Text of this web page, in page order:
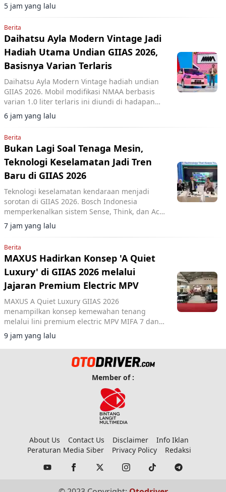
5 jam yang lalu
Berita
Daihatsu Ayla Modern Vintage Jadi
Hadiah Utama Undian GIIAS 2026,
Basisnya Varian Terlaris
Daihatsu Ayla Modern Vintage hadiah undian
GIIAS 2026. Mobil modifikasi NMAA berbasis
varian 1.0 liter terlaris ini diundi di hadapan
pengunjung dan dimenangkan konsumen dari
Lampung.
6 jam yang lalu
Berita
Bukan Lagi Soal Tenaga Mesin,
Teknologi Keselamatan Jadi Tren
Baru di GIIAS 2026
Teknologi keselamatan kendaraan menjadi
sorotan di GIIAS 2026. Bosch Indonesia
memperkenalkan sistem Sense, Think, dan Act
yang membantu pengemudi.
7 jam yang lalu
Berita
MAXUS Hadirkan Konsep 'A Quiet
Luxury' di GIIAS 2026 melalui
Jajaran Premium Electric MPV
MAXUS A Quiet Luxury GIIAS 2026
menampilkan konsep kemewahan tenang
melalui lini premium electric MPV MIFA 7 dan
MIFA 9 di ICE BSD City.
9 jam yang lalu
Member of :
About Us Contact Us Disclaimer
Info Iklan
Peraturan Media Siber
Privacy Policy Redaksi